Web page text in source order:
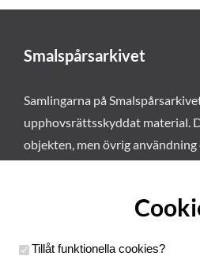
Smalspårsarkivet
Samlingarna på
upphovsrättsskyddat material.
objekten, men övrig
Tillåt funktionella cookies?